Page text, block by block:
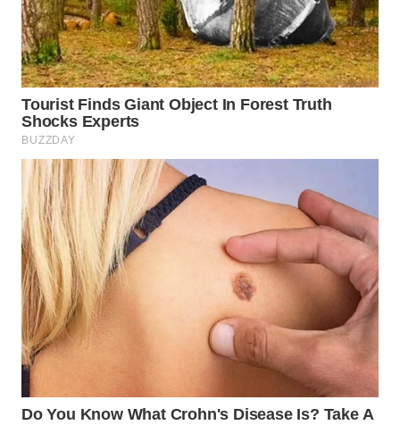
PAKPAK
WN
KARAWANG
WN
WN
BOGOR
WN
DEPOK
WN
TAPANULI
WN